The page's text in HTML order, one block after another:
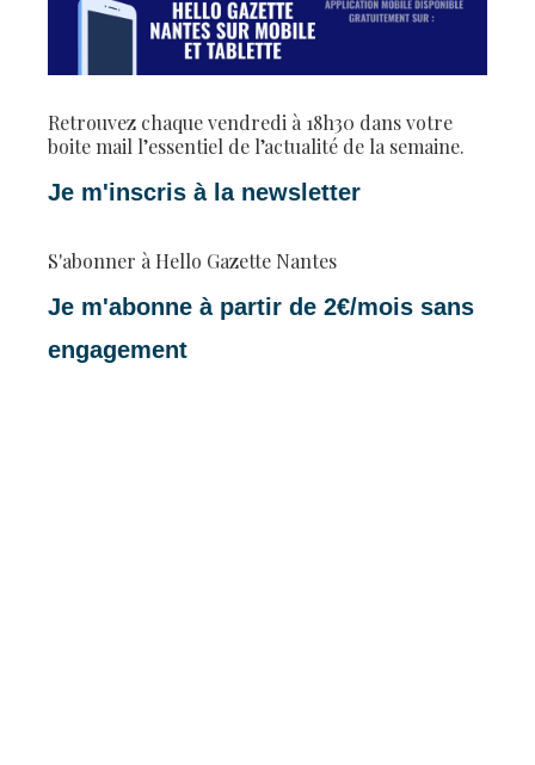
Retrouvez chaque vendredi à 18h30 dans votre
boite mail l’essentiel de l’actualité de la semaine.
Je m'inscris à la newsletter
S'abonner à Hello Gazette Nantes
Je m'abonne à partir de 2€/mois sans
engagement